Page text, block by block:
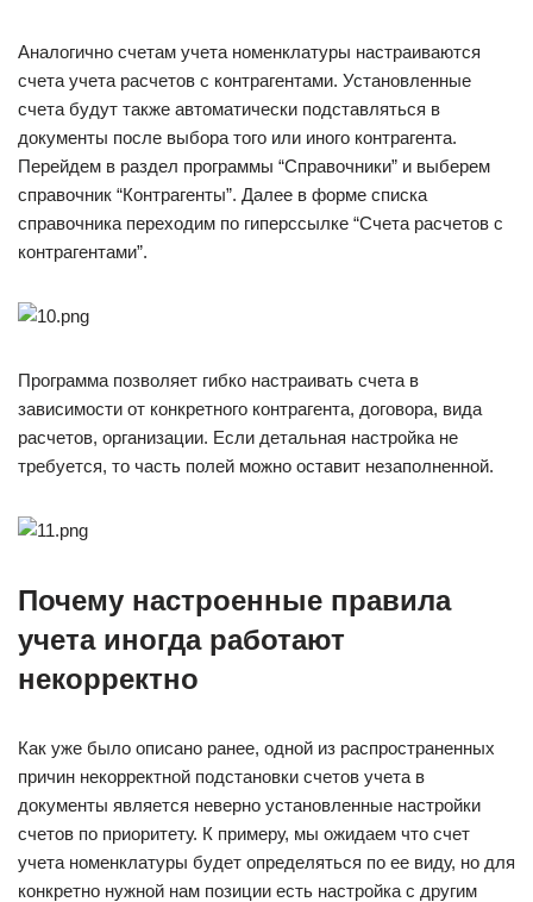
Аналогично счетам учета номенклатуры настраиваются
счета учета расчетов с контрагентами. Установленные
счета будут также автоматически подставляться в
документы после выбора того или иного контрагента.
Перейдем в раздел программы “Справочники” и выберем
справочник “Контрагенты”. Далее в форме списка
справочника переходим по гиперссылке “Счета расчетов с
контрагентами”.
Программа позволяет гибко настраивать счета в
зависимости от конкретного контрагента, договора, вида
расчетов, организации. Если детальная настройка не
требуется, то часть полей можно оставит незаполненной.
Почему настроенные правила
учета иногда работают
некорректно
Как уже было описано ранее, одной из распространенных
причин некорректной подстановки счетов учета в
документы является неверно установленные настройки
счетов по приоритету. К примеру, мы ожидаем что счет
учета номенклатуры будет определяться по ее виду, но для
конкретно нужной нам позиции есть настройка с другим